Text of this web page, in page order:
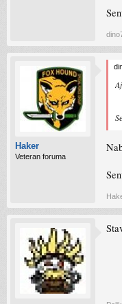
Haker
Veteran foruma